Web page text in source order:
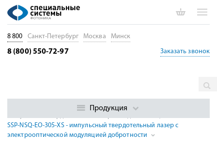
наносекундные импульсные DPSS лазеры с модуляцией
SSP-NSQ-EO-305-XS - импульсный твердотельный лазер с
электрооптической модуляцией добротности
8 800 Санкт-Петербург Москва Минск
8 (800) 550-72-97 Заказать звонок
Продукция